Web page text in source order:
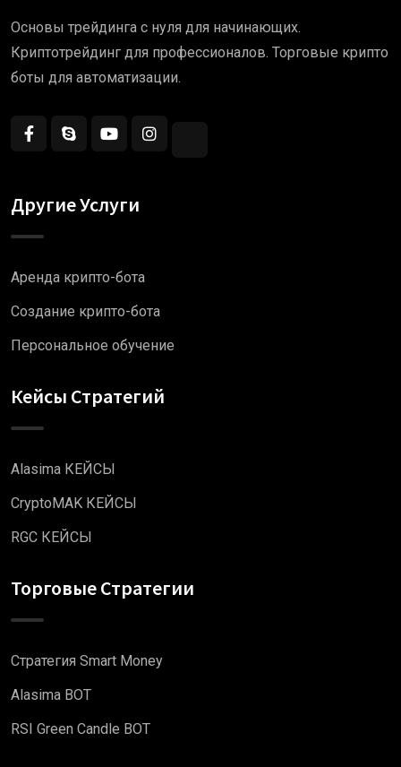
Основы трейдинга с нуля для начинающих.
Криптотрейдинг для профессионалов. Торговые крипто
боты для автоматизации.
Другие Услуги
Аренда крипто-бота
Создание крипто-бота
Персональное обучение
Кейсы Стратегий
Alasima КЕЙСЫ
CryptoMAK КЕЙСЫ
RGC КЕЙСЫ
Торговые Стратегии
Стратегия Smart Money
Alasima BOT
RSI Green Candle BOT